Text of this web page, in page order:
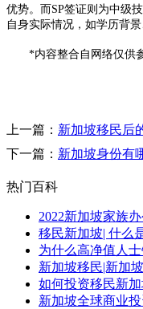
优势。而SP签证则为中级
自身实际情况，如学历背
*内容整合自网络仅供参
上一篇： 新加坡移民后
下一篇： 新加坡身份有
热门百科
2022新加坡家族
移民新加坡| 什么
为什么高净值人
新加坡移民|新加
如何投资移民新加
新加坡全球商业